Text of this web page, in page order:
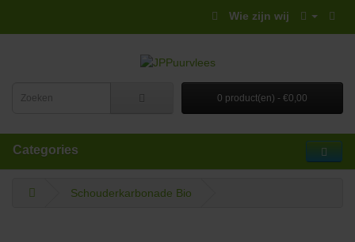
Wie zijn wij
0 product(en) - €0,00
Categories
Schouderkarbonade Bio